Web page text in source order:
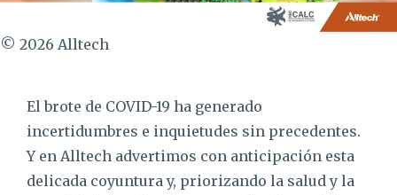
© 2026 Alltech
El brote de COVID-19 ha generado
incertidumbres e inquietudes sin precedentes.
Y en Alltech advertimos con anticipación esta
delicada coyuntura y, priorizando la salud y la